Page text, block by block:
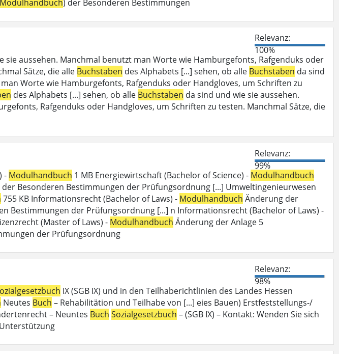
Modulhandbuch) der Besonderen Bestimmungen
Relevanz:
100%
sie aussehen. Manchmal benutzt man Worte wie Hamburgefonts, Rafgenduks oder
Sätze, die alle Buchstaben des Alphabets [...] sehen, ob alle Buchstaben da sind
Worte wie Hamburgefonts, Rafgenduks oder Handgloves, um Schriften zu
des Alphabets [...] sehen, ob alle Buchstaben da sind und wie sie aussehen.
Rafgenduks oder Handgloves, um Schriften zu testen. Manchmal Sätze, die
Relevanz:
99%
- Modulhandbuch 1 MB Energiewirtschaft (Bachelor of Science) - Modulhandbuch
der Besonderen Bestimmungen der Prüfungsordnung [...] Umweltingenieurwesen
755 KB Informationsrecht (Bachelor of Laws) - Modulhandbuch Änderung der
Bestimmungen der Prüfungsordnung [...] n Informationsrecht (Bachelor of Laws) -
(Master of Laws) - Modulhandbuch Änderung der Anlage 5
der Prüfungsordnung
Relevanz:
98%
IX (SGB IX) und in den Teilhaberichtlinien des Landes Hessen
Neutes Buch – Rehabilitätion und Teilhabe von [...] eies Bauen) Erstfeststellungs-/
– Neuntes Buch Sozialgesetzbuch – (SGB IX) – Kontakt: Wenden Sie sich